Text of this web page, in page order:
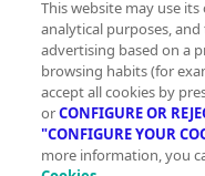
This website may use
analytical purposes,
advertising based on a
browsing habits (for
accept all cookies by
orCONFIGURE OR
"CONFIGURE YOUR
more information, you